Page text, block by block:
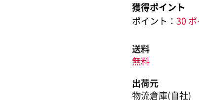
獲得ポイント
ポイント： 30
送料
無料
出荷元
物流倉庫(自社)